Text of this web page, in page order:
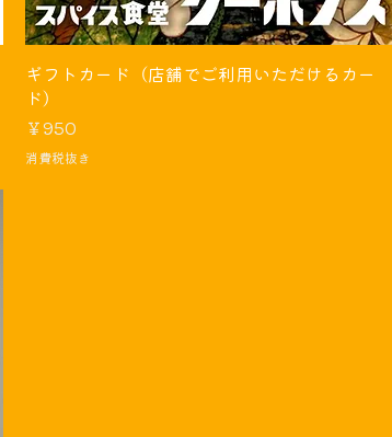
ギフトカード（店舗でご利用いただけるカー
ド）
価格
￥950
消費税抜き